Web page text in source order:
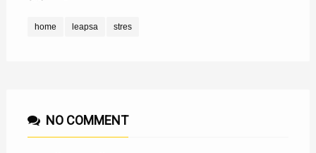
home leapsa stres
NO COMMENT